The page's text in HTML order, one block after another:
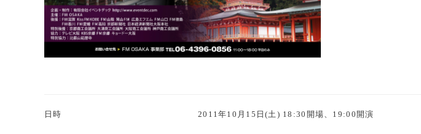
日時 2011年10月15日(土) 18:30開場、19:00開演